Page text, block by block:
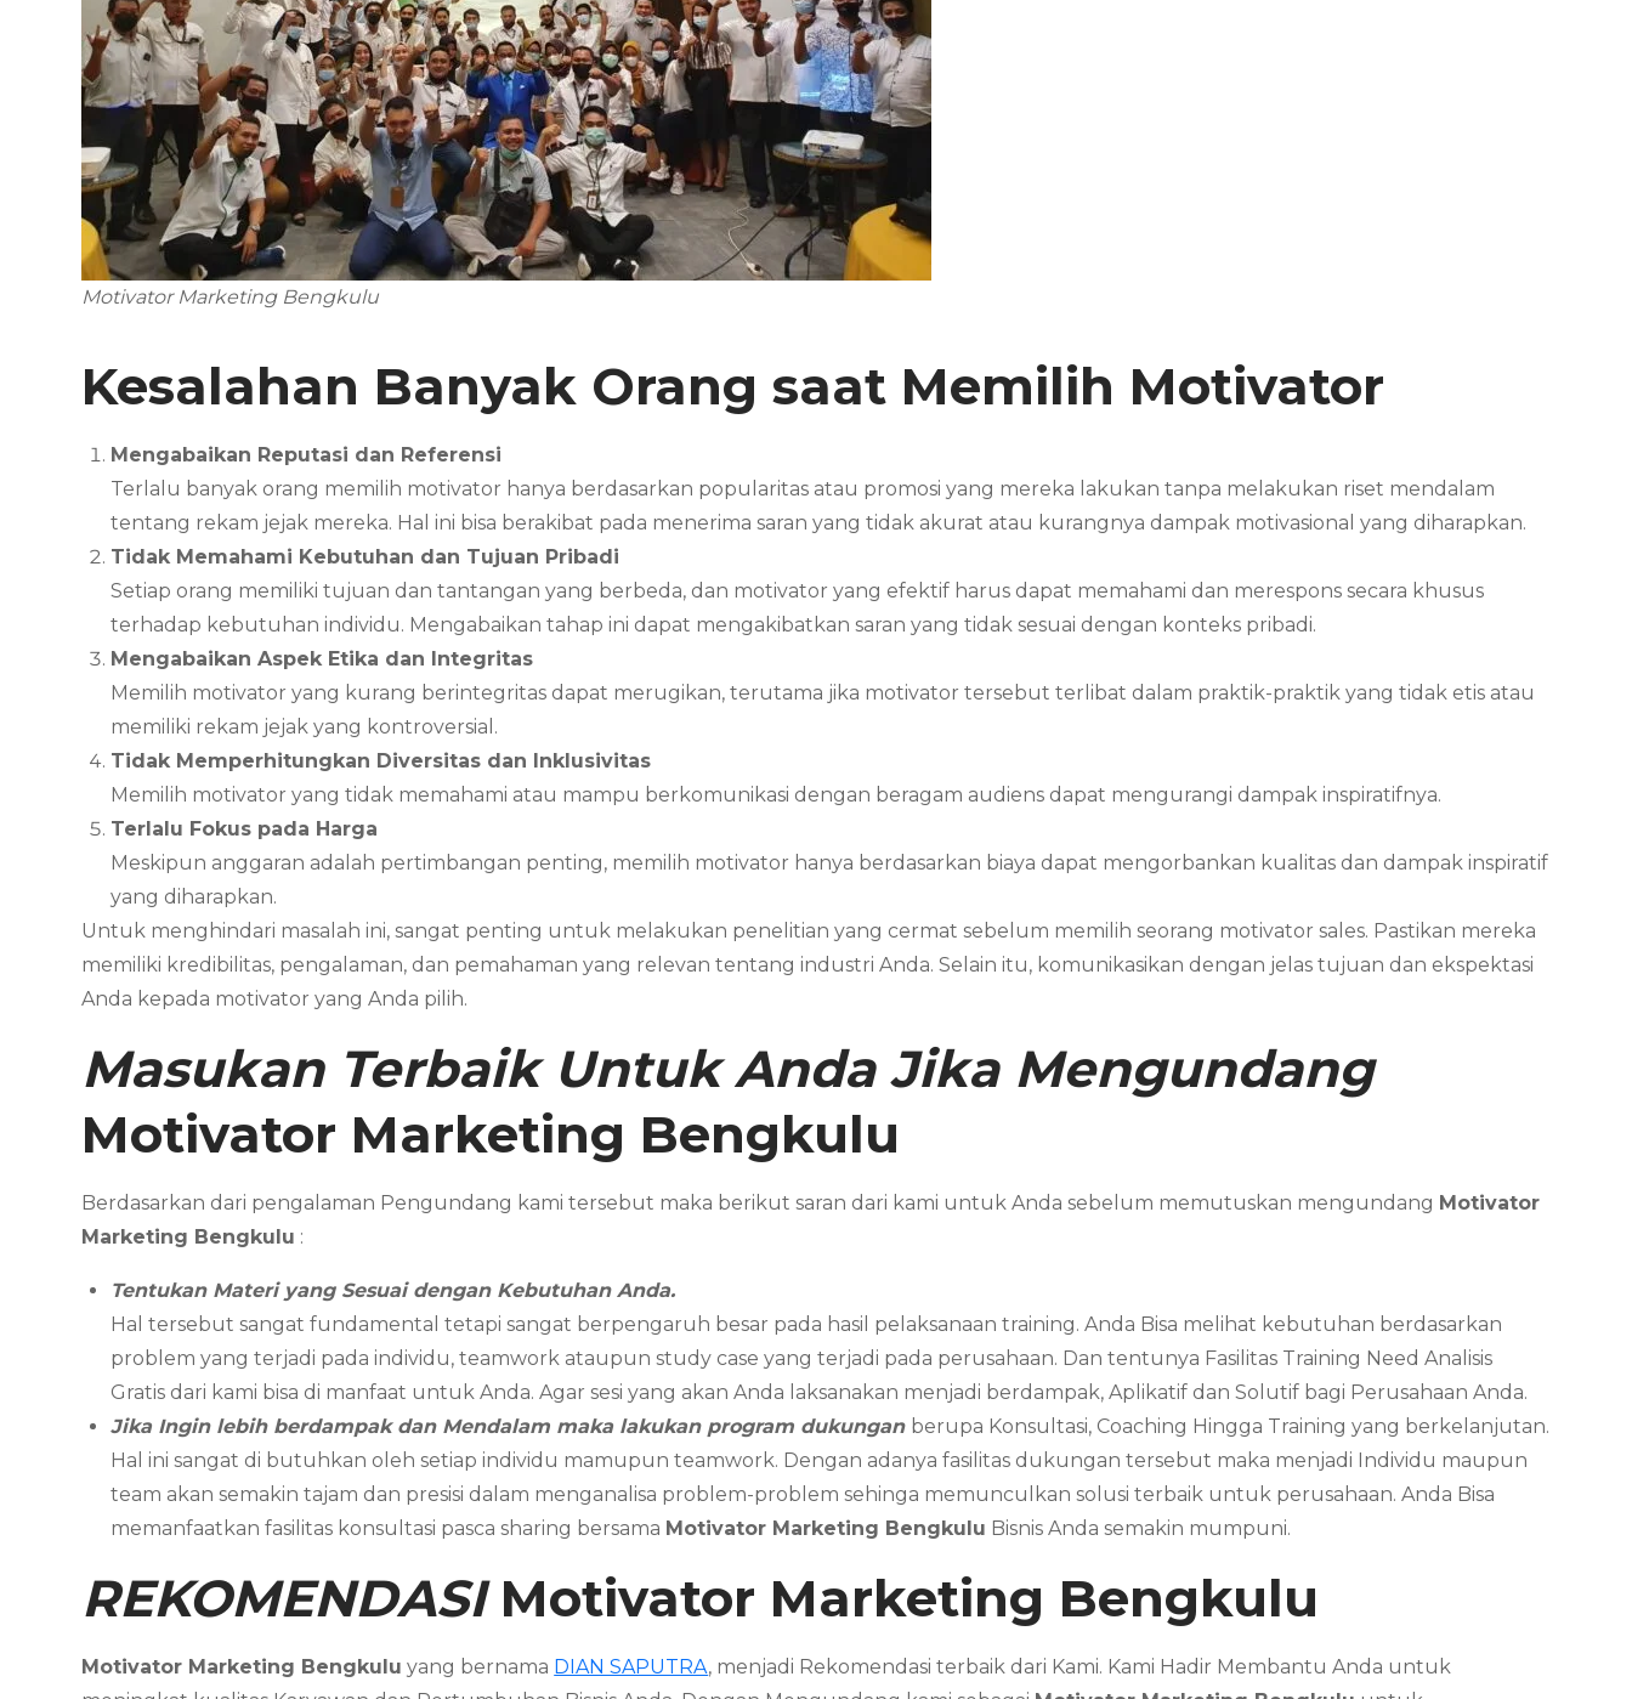
Motivator Marketing Bengkulu
Kesalahan Banyak Orang saat Memilih Motivator
Mengabaikan Reputasi dan Referensi
Terlalu banyak orang memilih motivator hanya berdasarkan popularitas atau promosi yang mereka lakukan tanpa melakukan riset mendalam
tentang rekam jejak mereka. Hal ini bisa berakibat pada menerima saran yang tidak akurat atau kurangnya dampak motivasional yang diharapkan.
Tidak Memahami Kebutuhan dan Tujuan Pribadi
Setiap orang memiliki tujuan dan tantangan yang berbeda, dan motivator yang efektif harus dapat memahami dan merespons secara khusus
terhadap kebutuhan individu. Mengabaikan tahap ini dapat mengakibatkan saran yang tidak sesuai dengan konteks pribadi.
Mengabaikan Aspek Etika dan Integritas
Memilih motivator yang kurang berintegritas dapat merugikan, terutama jika motivator tersebut terlibat dalam praktik-praktik yang tidak etis atau
memiliki rekam jejak yang kontroversial.
Tidak Memperhitungkan Diversitas dan Inklusivitas
Memilih motivator yang tidak memahami atau mampu berkomunikasi dengan beragam audiens dapat mengurangi dampak inspiratifnya.
Terlalu Fokus pada Harga
Meskipun anggaran adalah pertimbangan penting, memilih motivator hanya berdasarkan biaya dapat mengorbankan kualitas dan dampak inspiratif
yang diharapkan.
Untuk menghindari masalah ini, sangat penting untuk melakukan penelitian yang cermat sebelum memilih seorang motivator sales. Pastikan mereka
memiliki kredibilitas, pengalaman, dan pemahaman yang relevan tentang industri Anda. Selain itu, komunikasikan dengan jelas tujuan dan ekspektasi
Anda kepada motivator yang Anda pilih.
Masukan Terbaik Untuk Anda Jika Mengundang
Motivator Marketing Bengkulu
Berdasarkan dari pengalaman Pengundang kami tersebut maka berikut saran dari kami untuk Anda sebelum memutuskan mengundang Motivator
Marketing Bengkulu :
Tentukan Materi yang Sesuai dengan Kebutuhan Anda.
Hal tersebut sangat fundamental tetapi sangat berpengaruh besar pada hasil pelaksanaan training. Anda Bisa melihat kebutuhan berdasarkan
problem yang terjadi pada individu, teamwork ataupun study case yang terjadi pada perusahaan. Dan tentunya Fasilitas Training Need Analisis
Gratis dari kami bisa di manfaat untuk Anda. Agar sesi yang akan Anda laksanakan menjadi berdampak, Aplikatif dan Solutif bagi Perusahaan Anda.
Jika Ingin lebih berdampak dan Mendalam maka lakukan program dukungan berupa Konsultasi, Coaching Hingga Training yang berkelanjutan.
Hal ini sangat di butuhkan oleh setiap individu mamupun teamwork. Dengan adanya fasilitas dukungan tersebut maka menjadi Individu maupun
team akan semakin tajam dan presisi dalam menganalisa problem-problem sehinga memunculkan solusi terbaik untuk perusahaan. Anda Bisa
memanfaatkan fasilitas konsultasi pasca sharing bersama Motivator Marketing Bengkulu Bisnis Anda semakin mumpuni.
REKOMENDASI Motivator Marketing Bengkulu
Motivator Marketing Bengkulu yang bernama DIAN SAPUTRA, menjadi Rekomendasi terbaik dari Kami. Kami Hadir Membantu Anda untuk